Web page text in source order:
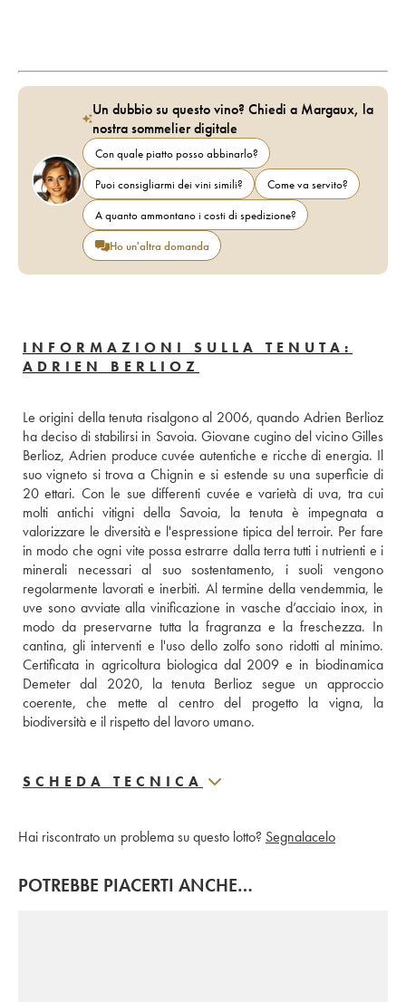
Un dubbio su questo vino? Chiedi a Margaux, la
nostra sommelier digitale
Con quale piatto posso abbinarlo?
Puoi consigliarmi dei vini simili?
Come va servito?
A quanto ammontano i costi di spedizione?
Ho un'altra domanda
INFORMAZIONI SULLA TENUTA:
ADRIEN BERLIOZ
Le origini della tenuta risalgono al 2006, quando Adrien Berlioz
ha deciso di stabilirsi in Savoia. Giovane cugino del vicino Gilles
Berlioz, Adrien produce cuvée autentiche e ricche di energia. Il
suo vigneto si trova a Chignin e si estende su una superficie di
20 ettari. Con le sue differenti cuvée e varietà di uva, tra cui
molti antichi vitigni della Savoia, la tenuta è impegnata a
valorizzare le diversità e l'espressione tipica del terroir. Per fare
in modo che ogni vite possa estrarre dalla terra tutti i nutrienti e i
minerali necessari al suo sostentamento, i suoli vengono
regolarmente lavorati e inerbiti. Al termine della vendemmia, le
uve sono avviate alla vinificazione in vasche d’acciaio inox, in
modo da preservarne tutta la fragranza e la freschezza. In
cantina, gli interventi e l'uso dello zolfo sono ridotti al minimo.
Certificata in agricoltura biologica dal 2009 e in biodinamica
Demeter dal 2020, la tenuta Berlioz segue un approccio
coerente, che mette al centro del progetto la vigna, la
biodiversità e il rispetto del lavoro umano.
SCHEDA TECNICA
Hai riscontrato un problema su questo lotto? Segnalacelo
POTREBBE PIACERTI ANCHE…